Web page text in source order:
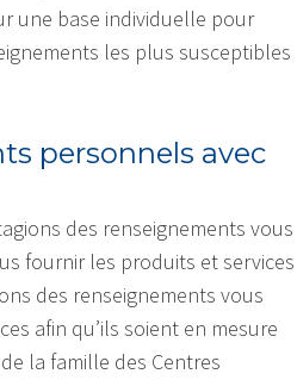
une base individuelle pour
les plus susceptibles
personnels avec
des renseignements vous
fournir les produits et services
des renseignements vous
afin qu’ils soient en mesure
la famille des Centres